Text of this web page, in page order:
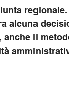
alcuna
anche il